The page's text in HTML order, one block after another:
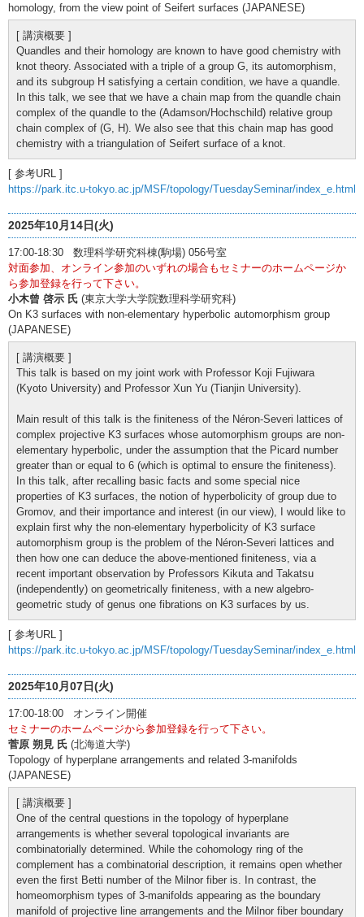
homology, from the view point of Seifert surfaces (JAPANESE)
[ 講演概要 ]
Quandles and their homology are known to have good chemistry with
knot theory. Associated with a triple of a group G, its automorphism,
and its subgroup H satisfying a certain condition, we have a quandle.
In this talk, we see that we have a chain map from the quandle chain
complex of the quandle to the (Adamson/Hochschild) relative group
chain complex of (G, H). We also see that this chain map has good
chemistry with a triangulation of Seifert surface of a knot.
[ 参考URL ]
https://park.itc.u-tokyo.ac.jp/MSF/topology/TuesdaySeminar/index_e.html
2025年10月14日(火)
17:00-18:30 数理科学研究科棟(駒場) 056号室
対面参加、オンライン参加のいずれの場合もセミナーのホームページか
ら参加登録を行って下さい。
小木曾 啓示 氏 (東京大学大学院数理科学研究科)
On K3 surfaces with non-elementary hyperbolic automorphism group
(JAPANESE)
[ 講演概要 ]
This talk is based on my joint work with Professor Koji Fujiwara
(Kyoto University) and Professor Xun Yu (Tianjin University).
Main result of this talk is the finiteness of the Néron-Severi lattices of
complex projective K3 surfaces whose automorphism groups are non-
elementary hyperbolic, under the assumption that the Picard number
greater than or equal to 6 (which is optimal to ensure the finiteness).
In this talk, after recalling basic facts and some special nice
properties of K3 surfaces, the notion of hyperbolicity of group due to
Gromov, and their importance and interest (in our view), I would like to
explain first why the non-elementary hyperbolicity of K3 surface
automorphism group is the problem of the Néron-Severi lattices and
then how one can deduce the above-mentioned finiteness, via a
recent important observation by Professors Kikuta and Takatsu
(independently) on geometrically finiteness, with a new algebro-
geometric study of genus one fibrations on K3 surfaces by us.
[ 参考URL ]
https://park.itc.u-tokyo.ac.jp/MSF/topology/TuesdaySeminar/index_e.html
2025年10月07日(火)
17:00-18:00 オンライン開催
セミナーのホームページから参加登録を行って下さい。
菅原 朔見 氏 (北海道大学)
Topology of hyperplane arrangements and related 3-manifolds
(JAPANESE)
[ 講演概要 ]
One of the central questions in the topology of hyperplane
arrangements is whether several topological invariants are
combinatorially determined. While the cohomology ring of the
complement has a combinatorial description, it remains open whether
even the first Betti number of the Milnor fiber is. In contrast, the
homeomorphism types of 3-manifolds appearing as the boundary
manifold of projective line arrangements and the Milnor fiber boundary